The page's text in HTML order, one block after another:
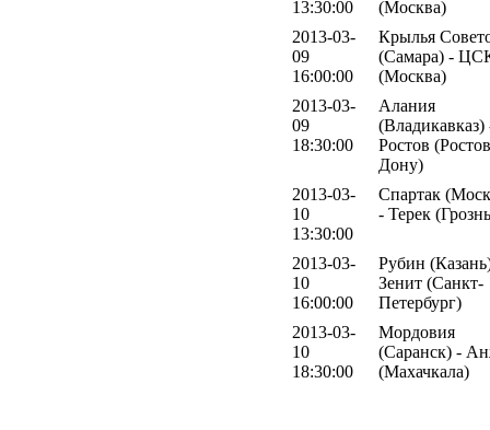
13:30:00
(Москва)
2013-03-
09
16:00:00
Крылья
(Самара) -
(Москва)
2013-03-
09
18:30:00
Алания
(Владикавказ)
Ростов
Дону)
2013-03-
10
13:30:00
Спартак
- Терек
2013-03-
10
16:00:00
Рубин
Зенит (Санкт-
Петербург)
2013-03-
10
18:30:00
Мордовия
(Саранск) -
(Махачкала)